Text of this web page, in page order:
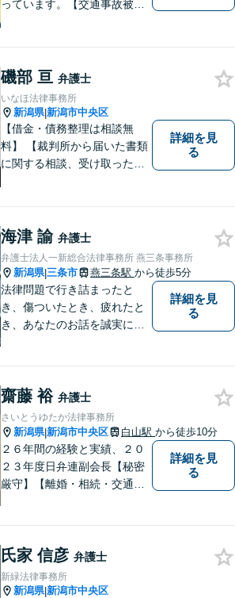
っています。【交通事故被害
災・不貞慰謝料は相談料初回
無料】【顧問先企業300社以
上】
磯部 亘 弁護士
いなほ法律事務所
新潟県|新潟市中央区
【借金・債務整理は相談無
料】 【裁判所から届いた書類
に関する相談、受け取った督
ーな対応を心がけておりま
す。相談先をお探しの方もお
気軽にご相談ください。
詳細を見
る
海津 諭 弁護士
弁護士法人一新総合法律事務所 燕三条事務所
新潟県|三条市 燕三条駅 から徒歩5分
法律問題で行き詰まったと
き、傷ついたとき、疲れたと
き、あなたのお話を誠実にお
詳細を見
る
齋藤 裕 弁護士
さいとうゆたか法律事務所
新潟県|新潟市中央区 白山駅 から徒歩10分
２６年間の経験と実績、２０
２３年度日弁連副会長【秘密
厳守】【離婚・相続・交通事
詳細を見
る
氏家 信彦 弁護士
新緑法律事務所
新潟県|新潟市中央区